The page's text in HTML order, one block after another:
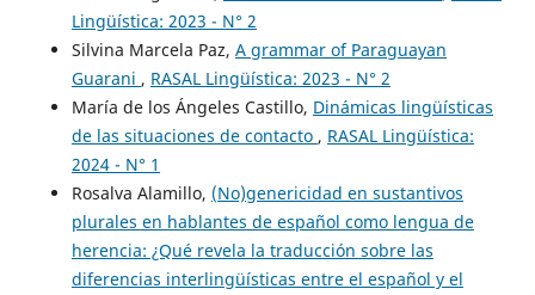
Lingüística: 2023 - N° 2
Silvina Marcela Paz, A grammar of Paraguayan
Guarani , RASAL Lingüística: 2023 - N° 2
María de los Ángeles Castillo, Dinámicas lingüísticas
de las situaciones de contacto , RASAL Lingüística:
2024 - N° 1
Rosalva Alamillo, (No)genericidad en sustantivos
plurales en hablantes de español como lengua de
herencia: ¿Qué revela la traducción sobre las
diferencias interlingüísticas entre el español y el